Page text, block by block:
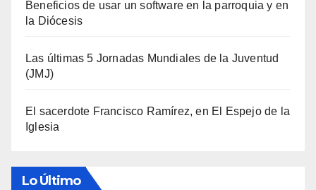
Beneficios de usar un software en la parroquia y en
la Diócesis
Las últimas 5 Jornadas Mundiales de la Juventud
(JMJ)
El sacerdote Francisco Ramírez, en El Espejo de la
Iglesia
Lo Último